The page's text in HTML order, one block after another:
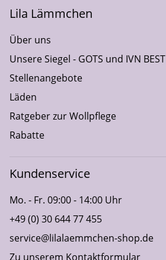
Lila Lämmchen
Über uns
Unsere Siegel - GOTS und IVN BEST
Stellenangebote
Läden
Ratgeber zur Wollpflege
Rabatte
Kundenservice
Mo. - Fr. 09:00 - 14:00 Uhr
+49 (0) 30 644 77 455
service@lilalaemmchen-shop.de
Zu unserem Kontaktformular